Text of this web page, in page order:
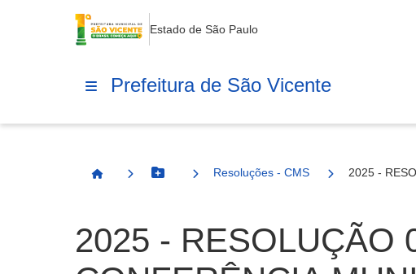
Estado de São Paulo
Prefeitura de São Vicente
Página InicialBotão Menu
Resoluções - CMS 2025 -
2025 - RESOLUÇÃO